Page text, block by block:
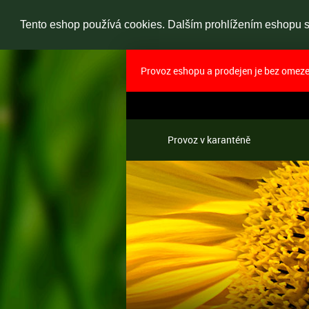
Tento eshop používá cookies. Dalším prohlížením eshopu
Provoz eshopu a prodejen je bez
Provoz v karanténě